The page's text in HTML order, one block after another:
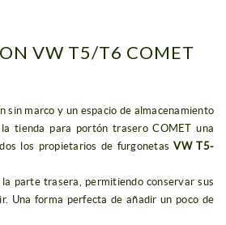
VW T5/T6 COMET
sin marco y un espacio de almacenamiento
tienda para portón trasero COMET una
los propietarios de furgonetasVW T5-
parte trasera, permitiendo conservar sus
Una forma perfecta de añadir un poco de